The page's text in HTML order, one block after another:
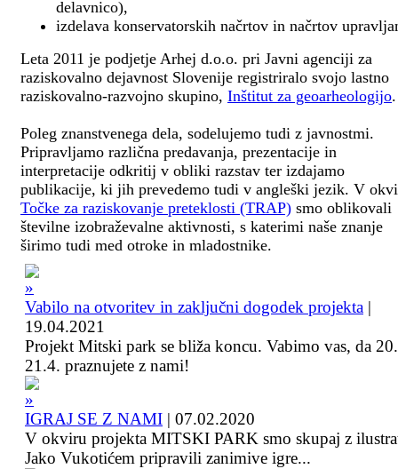
delavnico),
izdelava konservatorskih načrtov in načrtov
Leta 2011 je podjetje Arhej d.o.o. pri Javni agenciji za
raziskovalno dejavnost Slovenije registriralo svojo lastno
raziskovalno-razvojno skupino, Inštitut za geoarheologijo.
Poleg znanstvenega dela, sodelujemo tudi z javnostmi.
Pripravljamo različna predavanja, prezentacije in
interpretacije odkritij v obliki razstav ter izdajamo
publikacije, ki jih prevedemo tudi v angleški jezik. V
Točke za raziskovanje preteklosti (TRAP) smo oblikovali
številne izobraževalne aktivnosti, s katerimi naše znanje
širimo tudi med otroke in mladostnike.
Vabilo na otvoritev in zaključni dogodek projekta |
19.04.2021
Projekt Mitski park se bliža koncu. Vabimo vas, da
21.4. praznujete z nami!
IGRAJ SE Z NAMI | 07.02.2020
V okviru projekta MITSKI PARK smo skupaj z
Jako Vukotićem pripravili zanimive igre...